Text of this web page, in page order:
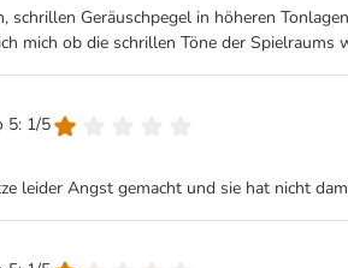
schrillen Geräuschpegel in höheren
mich ob die schrillen Töne der Spielraums
5: 1/5
leider Angst gemacht und sie hat nicht